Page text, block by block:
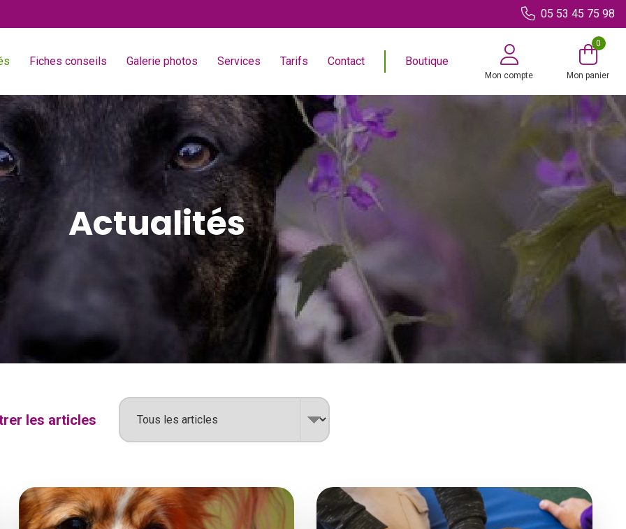
05 53 45 75 98
Fiches conseils Galerie photos Services Tarifs Contact Boutique
Mon compte
0
Mon panier
Actualités
les articles